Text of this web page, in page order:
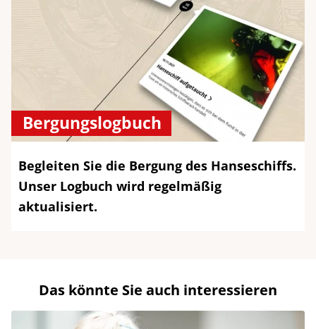
Bergungslogbuch
Begleiten Sie die Bergung des Hanseschiffs.
Unser Logbuch wird regelmäßig
aktualisiert.
Das könnte Sie auch interessieren